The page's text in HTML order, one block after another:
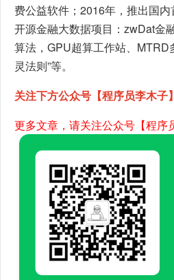
费公益软件；2016年，推出国
开源金融大数据项目：zwDat金
算法，GPU超算工作站、MTRD
灵法则”等。
关注下方公众号【程序员李木
更多文章，请关注公众号【程